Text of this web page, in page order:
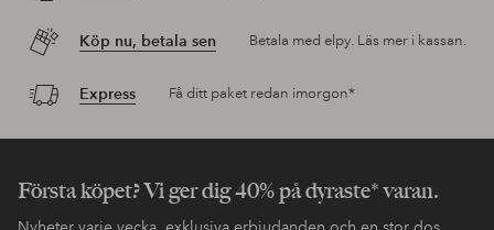
Köp nu, betala sen Betala med elpy. Läs mer i kassan.
Express Få ditt paket redan imorgon*
Första köpet? Vi ger dig 40% på dyraste* varan.